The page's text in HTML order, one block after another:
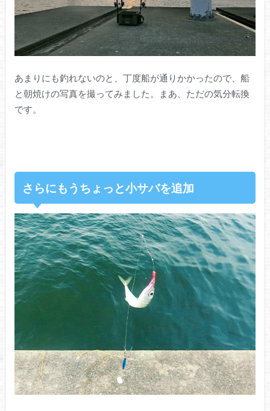
あまりにも釣れないのと、丁度船が通りかかったので、船
と朝焼けの写真を撮ってみました。まあ、ただの気分転換
です。
さらにもうちょっと小サバを追加